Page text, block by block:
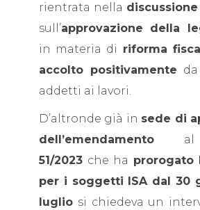
rientrata nella
sull’approvazione della
in materia di riforma
accolto positivamente
addetti ai lavori.
D’altronde già in sede di
dell’emendamento
51/2023 che ha prorogato
per i soggetti ISA dal 30
luglio si chiedeva un